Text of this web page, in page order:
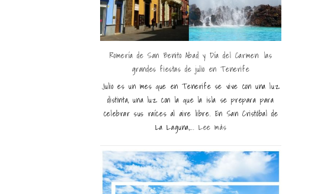
Romería de San Benito Abad y Día del Carmen: las
grandes fiestas de julio en Tenerife
Julio es un mes que en Tenerife se vive con una luz
distinta, una luz con la que la isla se prepara para
celebrar sus raíces al aire libre. En San Cristóbal de
La Laguna,...Lee más